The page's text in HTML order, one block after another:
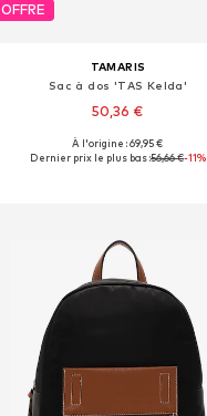
OFFRE
TAMARIS
Sac à dos 'TAS Kelda'
50,36 €
Tailles disponibles: One Size
À l'origine : 69,95 €
Dernier prix le plus bas :56,66 €-11%